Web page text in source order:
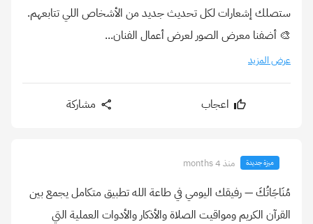
ستصلك إشعارات لكل تحديث جديد من الأشخاص اللي تتابعهم.
🎨 أضفنا معرض الصور لعرض أعمال الفنان...
عرض المزيد
اعجاب مشاركة
ميزة جديدة منذ 4 months
مُنَاجَاتُكَ — رفيقك اليومي في طاعة الله تطبيق متكامل يجمع بين
القرآن الكريم ومواقيت الصلاة والأذكار والأدوات العملية التي